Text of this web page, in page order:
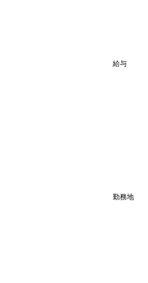
給与
勤務地